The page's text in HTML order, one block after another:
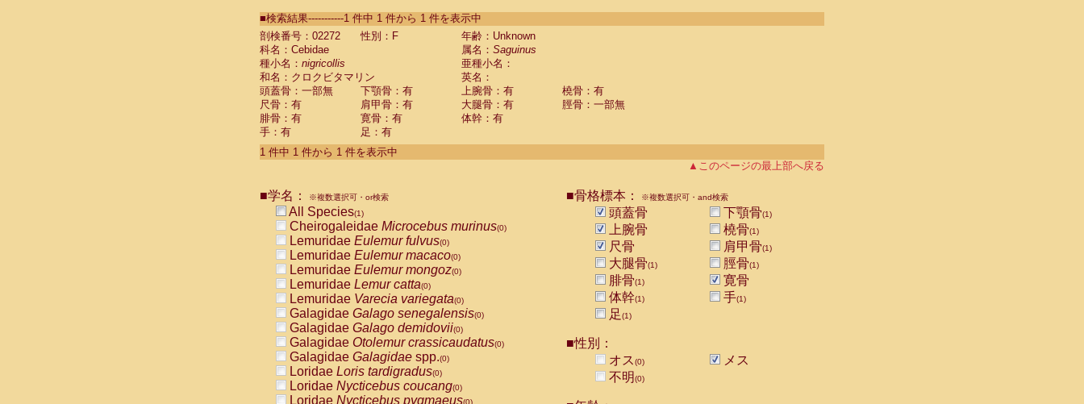
CebidaeSaguinus labiatus(0)
Cebidae Saguinus leucopus (0)
Cebidae
CebidaeSaguinus mystax
CebidaeSaguinus nigricollis (1)
Cebidae Saguinus oedipus
Cebidae Saguinus weddelli
Cebidae Saguinusspp.
Cebidae Aotus trivirgatus
Cebidae Cebus albifrons
CebidaeCebus nigrivittatus
CebidaeCebus
CebidaeSaimiri boliviensis(0)
CebidaeSaimiri sciureus(0)
AtelidaeAlouatta caraya(0)
AtelidaeAlouatta fusca(0)
AtelidaeAlouatta seniculus
AtelidaeAlouattaspp.(0)
AtelidaeAteles belzebuth(0)
AtelidaeAteles geoffroyi(0)
AtelidaeAteles paniscus(0)
AtelidaeAtelesspp.(0)
Atelidae Lagothrix lagothricha
AtelidaeLagothrix lagothricha cana
PitheciidaeCacajao calvus rubicundus
■検索結果-----------1 件中 1 件から 1 件を表示中
剖検番号：02272
性別：F
年齢：Unknown
科名：Cebidae
属名： Saguinus
種小名： nigricollis
亜種小名：
和名：クロクビタマリン
英名：
頭蓋骨：一部無
下顎骨：有 上腕骨：有
橈骨：有
尺骨：有
肩甲骨：有 大腿骨：有
脛骨：一部無
腓骨：有
寛骨：有
体幹：有
手：有
足：有
1 件中 1 件から 1 件を表示中
▲このページの最上部へ戻る
■学名： ※複数選択可・or検索
All Species(1)
Cheirogaleidae Microcebus murinus(0)
Lemuridae Eulemur fulvus(0)
Lemuridae Eulemur macaco(0)
Lemuridae Eulemur mongoz(0)
Lemuridae Lemur catta(0)
Lemuridae Varecia variegata(0)
Galagidae Galago senegalensis(0)
Galagidae Galago demidovii(0)
Galagidae Otolemur crassicaudatus(0)
Galagidae Galagidae spp.(0)
Loridae Loris tardigradus(0)
Loridae Nycticebus coucang(0)
Loridae Nycticebus pygmaeus(0)
■骨格標本： ※複数選択可・and検索
頭蓋骨 下顎骨(1)
上腕骨 橈骨(1)
尺骨 肩甲骨(1)
大腿骨(1) 脛骨(1)
腓骨(1)
寛骨
体幹(1) 手(1)
足(1)
■性別：
オス(0)
メス
不明(0)